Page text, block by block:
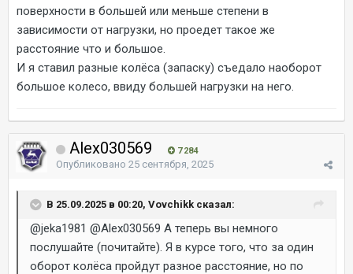
поверхности в большей или меньше степени в
зависимости от нагрузки, но проедет такое же
расстояние что и большое.
И я ставил разные колёса (запаску) съедало наоборот
большое колесо, ввиду большей нагрузки на него.
Alex030569 7 284
Опубликовано 25 сентября, 2025
В 25.09.2025 в 00:20, Vovchikk сказал:
@jeka1981 @Alex030569 А теперь вы немного
послушайте (почитайте). Я в курсе того, что за один
оборот колёса пройдут разное расстояние, но по